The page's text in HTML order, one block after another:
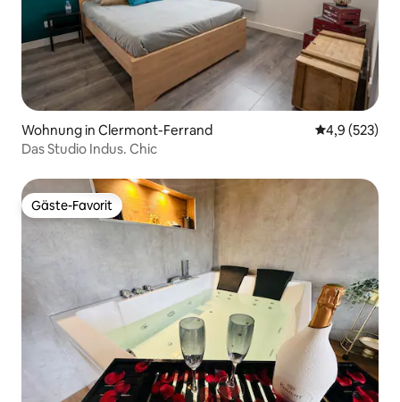
Wohnung in Clermont-Ferrand
4,9 (523)
Das Studio Indus. Chic
Gäste-Favorit
Gäste-Favorit